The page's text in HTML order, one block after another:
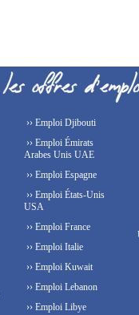
›› Emploi Djibouti
›› Emploi Émirats
Arabes Unis UAE
›› Emploi Espagne
›› Emploi États-Unis
USA
›› Emploi France
›› Emploi Italie
›› Emploi Kuwait
›› Emploi Lebanon
›› Emploi Libye